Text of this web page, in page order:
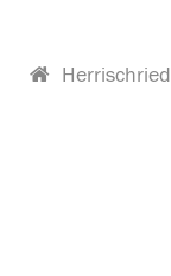
Herrischried